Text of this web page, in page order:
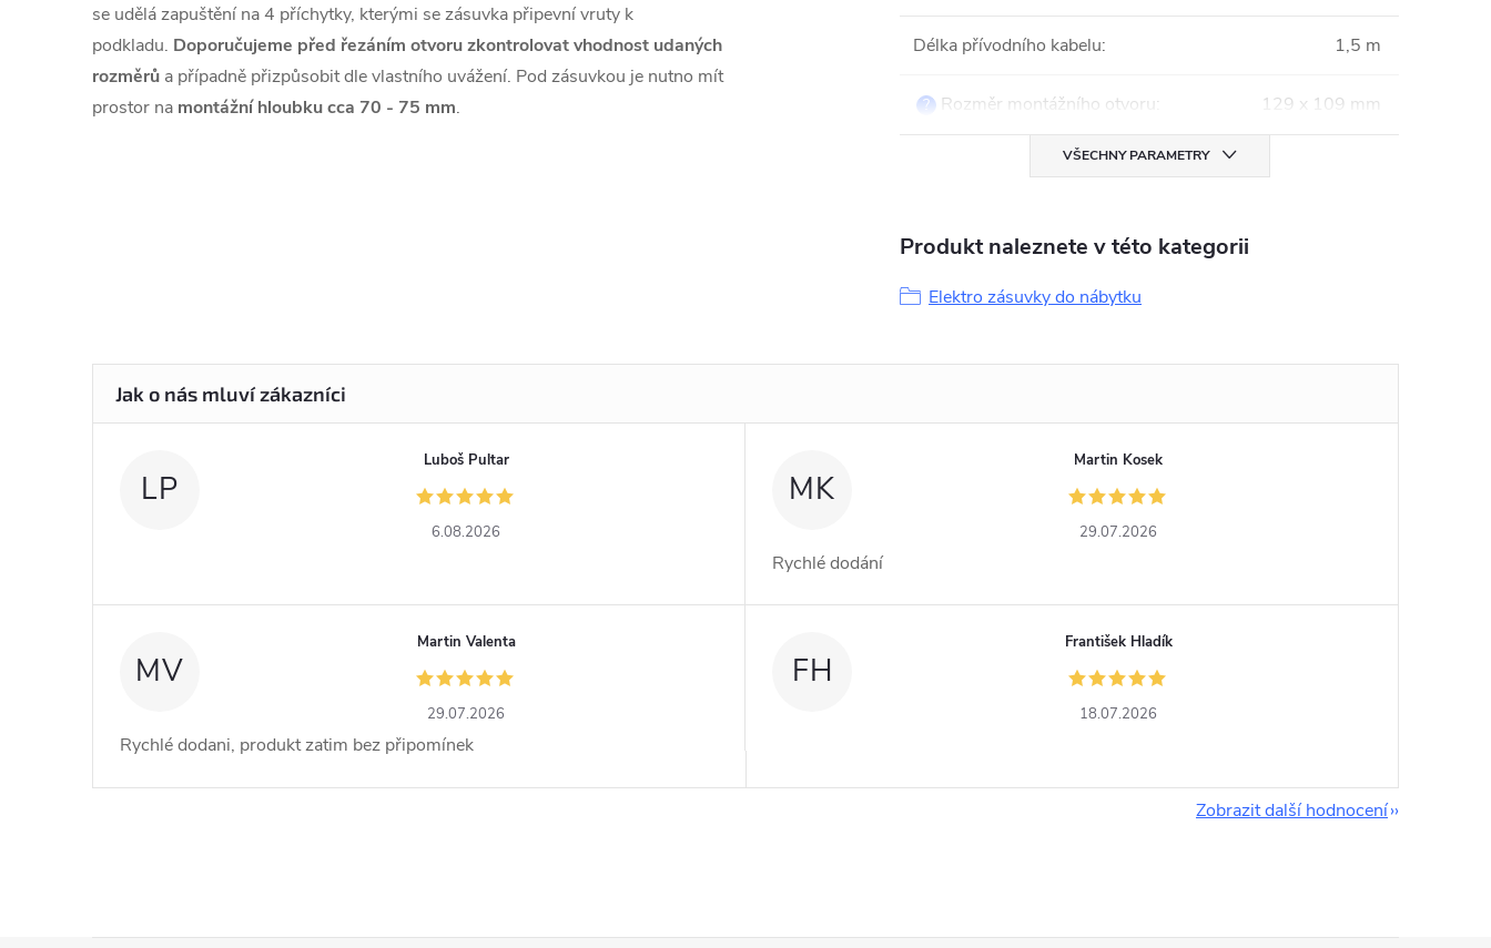
se udělá zapuštění na 4 příchytky, kterými se zásuvka připevní vruty k
podkladu. Doporučujeme před řezáním otvoru zkontrolovat vhodnost udaných
rozměrů a případně přizpůsobit dle vlastního uvážení. Pod zásuvkou je nutno mít
prostor na montážní hloubku cca 70 - 75 mm.
Délka přívodního kabelu: 1,5 m
? Rozměr montážního otvoru : 129 x 109 mm
VŠECHNY PARAMETRY
Produkt naleznete v této kategorii
Elektro zásuvky do nábytku
LP
Luboš Pultar
6.08.2026
MK
Martin Kosek
29.07.2026
Rychlé dodání
MV
Martin Valenta
29.07.2026
Rychlé dodani, produkt zatim bez připomínek
FH
František Hladík
18.07.2026
Zobrazit další hodnocení